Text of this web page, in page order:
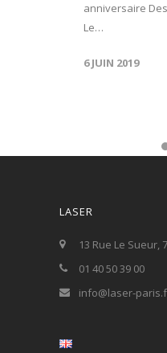
anniversaire
Le…
6 JUIN 2019
LASER
13 Rue Le Sueur,
01 40 50 39 00
info@laser-